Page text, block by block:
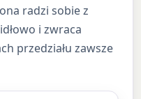
radzi sobie z
i zwraca
przedziału zawsze